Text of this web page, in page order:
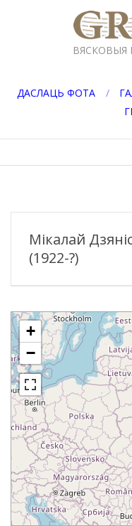
ВЯСКОВЫЯ
ДАСЛАЦЬ ФОТА
меню
Мікалай
(1922-?)
+
−